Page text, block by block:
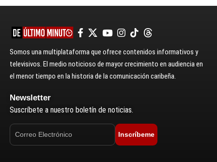
Somos una multiplataforma que ofrece contenidos informativos y
televisivos. El medio noticioso de mayor crecimiento en audiencia en
el menor tiempo en la historia de la comunicación caribeña.
Newsletter
Suscríbete a nuestro boletín de noticias.
Inscríbeme